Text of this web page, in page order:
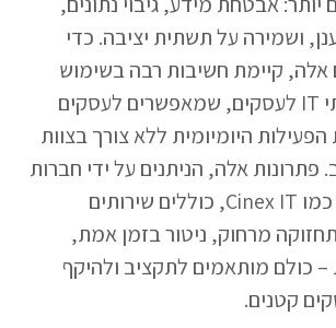
ושמירה על תשתית יציבה. כדי
אלה, קיימת חשיבות רבה בשימוש
בפתרונות שירותי IT לעסקים, שמאפשרים לעסקים
היומיומית ללא צורך בצוות
פתרונות אלה, הניתנים על ידי חברות
מומחות בתחום כמו Cinex IT, כוללים שירותים
מרחוק, ניטור בזמן אמת,
כולם מותאמים לתקציב ולהיקף
קטנים.